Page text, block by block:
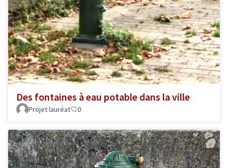
Des fontaines à eau potable dans la ville
Projet lauréat 0